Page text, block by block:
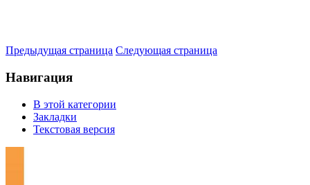
Предыдущая страница Следующая страница
Навигация
В этой категории
Закладки
Текстовая версия